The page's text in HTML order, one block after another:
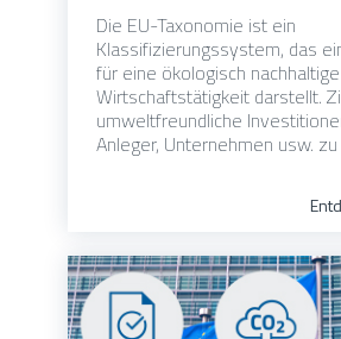
Die EU-Taxonomie ist ein
Klassifizierungssystem, das
für eine ökologisch nachhaltige
Wirtschaftstätigkeit darstellt.
umweltfreundliche
Anleger, Unternehmen usw.